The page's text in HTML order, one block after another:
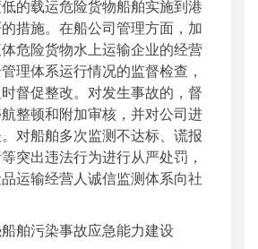
的载运危险货物船舶实施到港
措施。在船公司管理方面，加
危险货物水上运输企业的经营
理体系运行情况的监督检查，
督促整改。对发生事故的，督
整顿和附加审核，并对公司进
对船舶多次监测不达标、谎报
突出违法行为进行从严处罚，
运输经营人诚信监测体系向社
船舶污染事故应急能力建设